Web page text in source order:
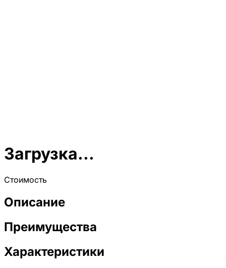
Загрузка...
Стоимость
Описание
Преимущества
Характеристики